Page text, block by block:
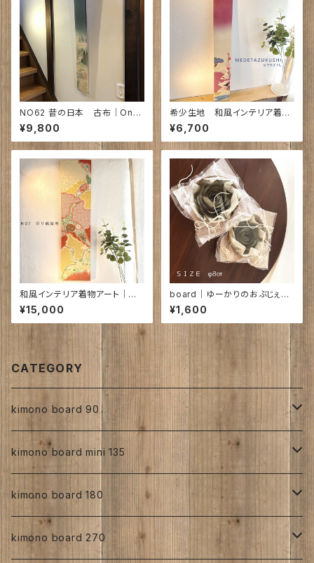
NO62 昔の日本 古布｜Onc
e upon a time in Japan...
¥9,800
希少生地 和風インテリア着物
アート｜めでたづくし ｜720×9
5×18㎜
¥6,700
和風インテリア着物アート｜彩
り鶴絵巻 850×210×20㎜
¥15,000
board｜ゆーかりのおぶじぇ④
｜φ8㎝
¥1,600
CATEGORY
kimono board 90
正絹
縮緬
kimono board mini 135
正絹
手書き
人絹
kimono board 180
正絹
kimono board 270